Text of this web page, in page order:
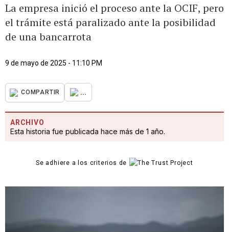
La empresa inició el proceso ante la OCIF, pero
el trámite está paralizado ante la posibilidad
de una bancarrota
9 de mayo de 2025 - 11:10 PM
COMPARTIR ...
ARCHIVO
Esta historia fue publicada hace más de 1 año.
Se adhiere a los criterios de